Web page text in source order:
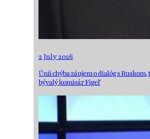
2 July 2026
Únii chýba záujem o dialóg s
bývalý komisár Figeľ